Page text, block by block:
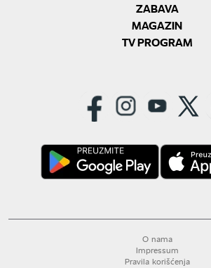
ZABAVA
MAGAZIN
TV PROGRAM
O nama
Impressum
Pravila korišćenja